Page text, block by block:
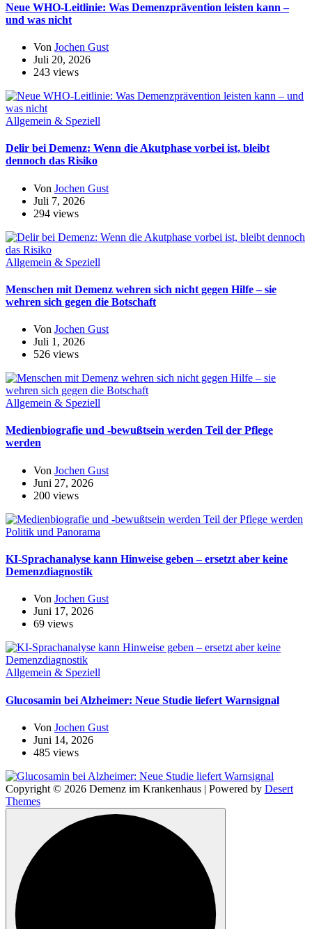
Neue WHO-Leitlinie: Was Demenzprävention leisten kann –
und was nicht
Von Jochen Gust
Juli 20, 2026
243 views
Allgemein & Speziell
Delir bei Demenz: Wenn die Akutphase vorbei ist, bleibt
dennoch das Risiko
Von Jochen Gust
Juli 7, 2026
294 views
Allgemein & Speziell
Menschen mit Demenz wehren sich nicht gegen Hilfe – sie
wehren sich gegen die Botschaft
Von Jochen Gust
Juli 1, 2026
526 views
Allgemein & Speziell
Medienbiografie und -bewußtsein werden Teil der Pflege
werden
Von Jochen Gust
Juni 27, 2026
200 views
Politik und Panorama
KI-Sprachanalyse kann Hinweise geben – ersetzt aber keine
Demenzdiagnostik
Von Jochen Gust
Juni 17, 2026
69 views
Allgemein & Speziell
Glucosamin bei Alzheimer: Neue Studie liefert Warnsignal
Von Jochen Gust
Juni 14, 2026
485 views
Copyright © 2026 Demenz im Krankenhaus | Powered by Desert
Themes